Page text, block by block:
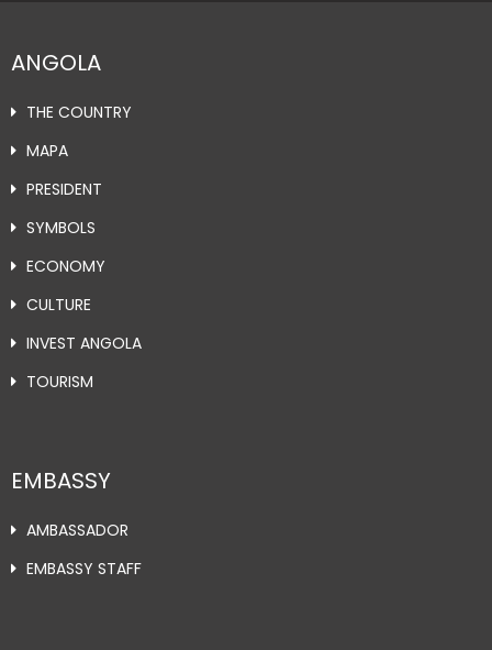
ANGOLA
THE COUNTRY
MAPA
PRESIDENT
SYMBOLS
ECONOMY
CULTURE
INVEST ANGOLA
TOURISM
EMBASSY
AMBASSADOR
EMBASSY STAFF